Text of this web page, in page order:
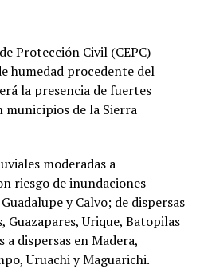
Protección Civil (CEPC)
humedad procedente del
la presencia de fuertes
municipios de la Sierra
moderadas a
riesgo de inundaciones
y Calvo; de dispersas
Guazapares, Urique, Batopilas
a dispersas en Madera,
Uruachi y Maguarichi.